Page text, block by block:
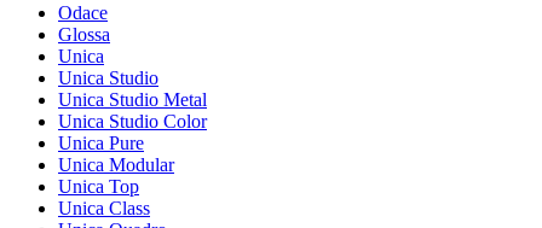
Odace
Glossa
Unica
Unica Studio
Unica Studio Metal
Unica Studio Color
Unica Pure
Unica Modular
Unica Top
Unica Class